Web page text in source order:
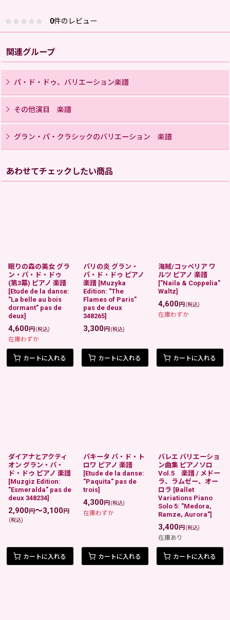
0件のレビュー
関連グループ
パ・ド・ドゥ、バリエーション楽譜
その他演目 楽譜
グラン・パ・クラシックのバリエーション 楽譜
あわせてチェックしたい商品
眠りの森の美女 グラ
ン・パ・ド・ドゥ
(第3幕) ピアノ 楽譜
[Etude de la danse:
"La belle au bois
dormant" pas de
deux]
4,600円 (税込)
在庫わずか
カートに入れる
パリの炎 グラン・
パ・ド・ドゥ ピアノ
楽譜 [Muzyka
Edition: "The
Flames of Paris"
pas de deux
348265]
3,300円 (税込)
カートに入れる
海賊/コッペリア ワ
ルツ ピアノ 楽譜
["Naila & Coppelia"
Waltz]
4,600円 (税込)
在庫わずか
カートに入れる
ダイアナとアクティ
オン グラン・パ・
ド・ドゥ ピアノ 楽譜
[Muzgiz Edition:
"Esmeralda" pas de
deux 348234]
2,900円～3,100円
(税込)
カートに入れる
パキータ パ・ド・ト
ロワ ピアノ 楽譜
[Etude de la danse:
"Paquita" pas de
trois]
4,300円 (税込)
在庫わずか
カートに入れる
バレエ バリエーショ
ン曲集 ピアノソロ
Vol.5 楽譜 / メドー
ラ、ラムゼー、オー
ロラ [Ballet
Variations Piano
Solo 5: "Medora,
Ramze, Aurora"]
3,400円 (税込)
在庫あり
カートに入れる